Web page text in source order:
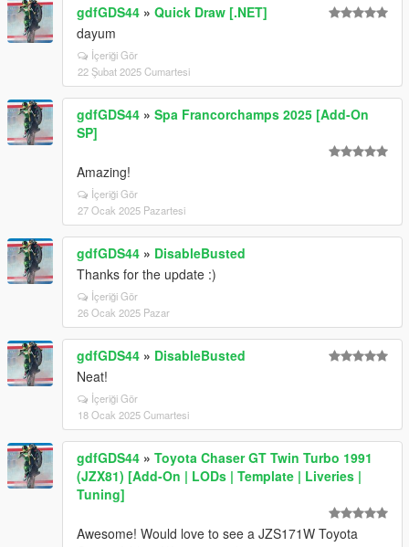
gdfGDS44 » Quick Draw [.NET]
dayum
İçeriği Gör
22 Şubat 2025 Cumartesi
gdfGDS44 » Spa Francorchamps 2025 [Add-On
SP]
Amazing!
İçeriği Gör
27 Ocak 2025 Pazartesi
gdfGDS44 » DisableBusted
Thanks for the update :)
İçeriği Gör
26 Ocak 2025 Pazar
gdfGDS44 » DisableBusted
Neat!
İçeriği Gör
18 Ocak 2025 Cumartesi
gdfGDS44 » Toyota Chaser GT Twin Turbo 1991
(JZX81) [Add-On | LODs | Template | Liveries |
Tuning]
Awesome! Would love to see a JZS171W Toyota